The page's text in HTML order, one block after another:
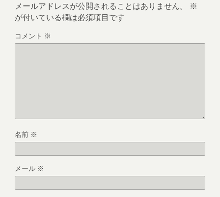
メールアドレスが公開されることはありません。
※
が付いている欄は必須項目です
コメント ※
名前 ※
メール ※